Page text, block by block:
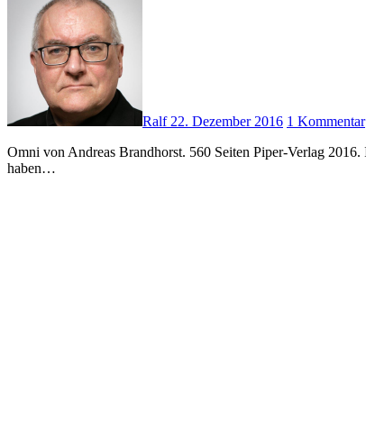
Ralf22. Dezember 2016 1 Kommentar
Omni von Andreas Brandhorst. 560 Seiten Piper-Verlag 2016. ISBN: 978-3492703598 In einer fernen Zukunft haben sich die Menschen von der Erde losgesagt und das Weltall erkundet und besiedelt. Sie
haben…